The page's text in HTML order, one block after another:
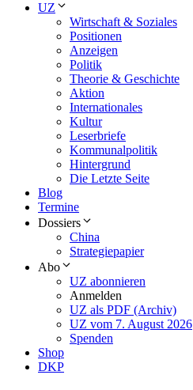
UZ
Wirtschaft & Soziales
Positionen
Anzeigen
Politik
Theorie & Geschichte
Aktion
Internationales
Kultur
Leserbriefe
Kommunalpolitik
Hintergrund
Die Letzte Seite
Blog
Termine
Dossiers
China
Strategiepapier
Abo
UZ abonnieren
Anmelden
UZ als PDF (Archiv)
UZ vom 7. August 2026
Spenden
Shop
DKP